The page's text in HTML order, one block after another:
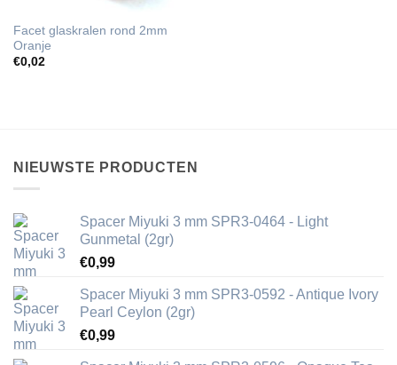
Facet glaskralen rond 2mm
Oranje
€0,02
NIEUWSTE PRODUCTEN
Spacer Miyuki 3 mm SPR3-0464 - Light
Gunmetal (2gr)
€0,99
Spacer Miyuki 3 mm SPR3-0592 - Antique Ivory
Pearl Ceylon (2gr)
€0,99